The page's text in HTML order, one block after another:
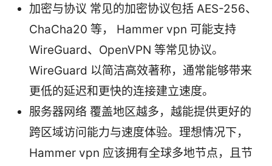
加密与协议 常见的加密协议包括 AES-256、
ChaCha20 等， Hammer vpn 可能支持
WireGuard、OpenVPN 等常见协议。
WireGuard 以简洁高效著称，通常能够带来
更低的延迟和更快的连接建立速度。
服务器网络 覆盖地区越多，越能提供更好的
跨区域访问能力与速度体验。理想情况下，
Hammer vpn 应该拥有全球多地节点，且节